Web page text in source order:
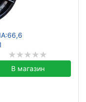
В магазин